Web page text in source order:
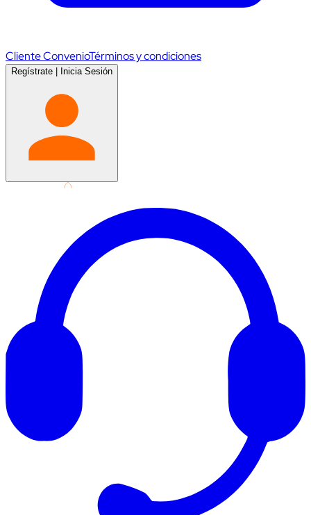
Cliente ConvenioTérminos y condiciones
Regístrate | Inicia Sesión